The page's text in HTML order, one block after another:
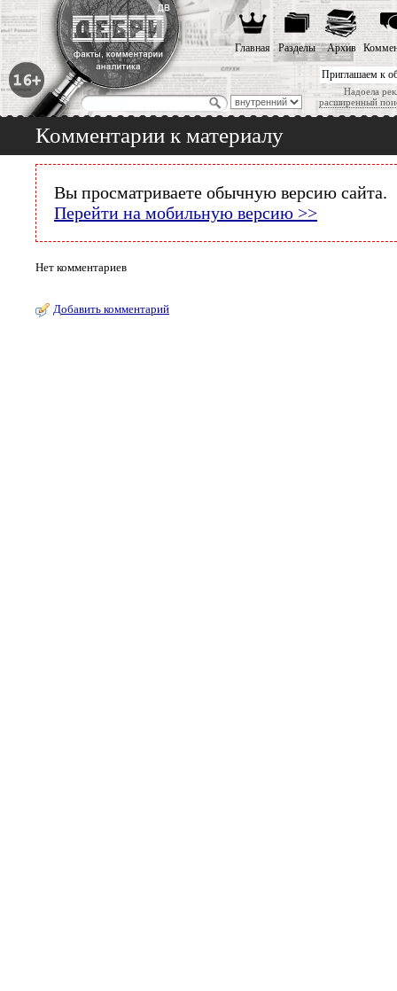
Приглашаем к
Надоела
расширенный
Главная Разделы Архив
Комментарии к материалу
Вы просматриваете обычную версию сайта.
Перейти на мобильную версию >>
Нет комментариев
Добавить комментарий